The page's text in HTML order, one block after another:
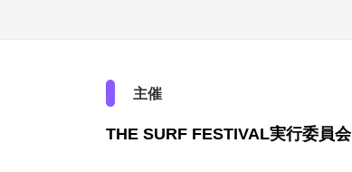
主催
THE SURF FESTIVAL実行委員会